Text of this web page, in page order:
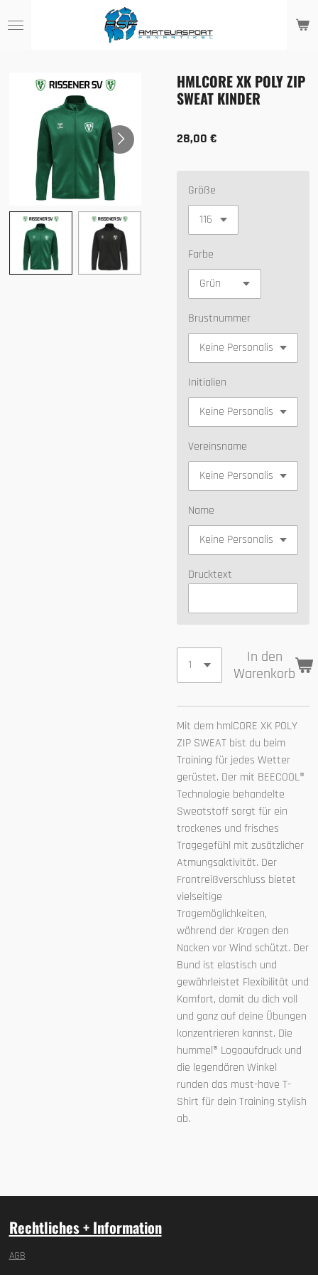
Hauptinhalt
HMLCORE XK POLY ZIP
SWEAT KINDER
28,00 €
Größe
Farbe
Brustnummer
Initialien
Vereinsname
Name
Drucktext
In den
Warenkorb
Mit dem hmlCORE XK POLY
ZIP SWEAT bist du beim
Training für jedes Wetter
gerüstet. Der mit BEECOOL®
Technologie behandelte
Sweatstoff sorgt für ein
trockenes und frisches
Tragegefühl mit zusätzlicher
Atmungsaktivität. Der
Frontreißverschluss bietet
vielseitige
Tragemöglichkeiten,
während der Kragen den
Nacken vor Wind schützt. Der
Bund ist elastisch und
gewährleistet Flexibilität und
Komfort, damit du dich voll
und ganz auf deine Übungen
konzentrieren kannst. Die
hummel® Logoaufdruck und
die legendären Winkel
runden das must-have T-
Shirt für dein Training stylish
ab.
Rechtliches + Information
AGB